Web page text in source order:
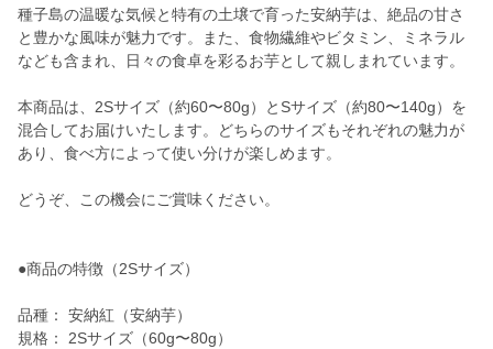
種子島の温暖な気候と特有の土壌で育った安納芋は、絶品の甘さ
と豊かな風味が魅力です。また、食物繊維やビタミン、ミネラル
なども含まれ、日々の食卓を彩るお芋として親しまれています。
本商品は、2Sサイズ（約60〜80g）とSサイズ（約80〜140g）を
混合してお届けいたします。どちらのサイズもそれぞれの魅力が
あり、食べ方によって使い分けが楽しめます。
どうぞ、この機会にご賞味ください。
●商品の特徴（2Sサイズ）
品種： 安納紅（安納芋）
規格： 2Sサイズ（60g〜80g）